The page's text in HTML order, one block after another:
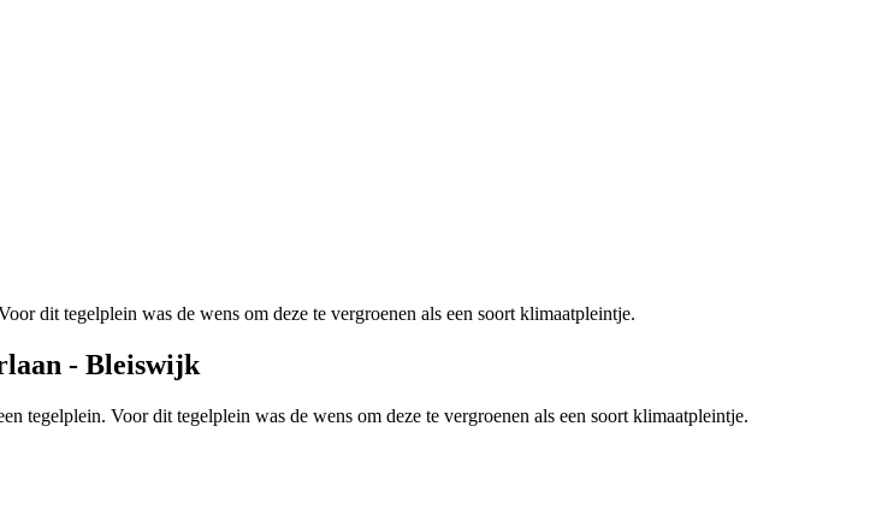
dit tegelplein was de wens om deze te vergroenen als een soort klimaatpleintje.
- Bleiswijk
tegelplein. Voor dit tegelplein was de wens om deze te vergroenen als een soort klimaatpleintje.